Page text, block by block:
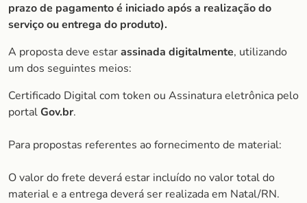
prazo de pagamento é iniciado após a realização do
serviço ou entrega do produto).
A proposta deve estarassinada digitalmente, utilizando
um dos seguintes meios:
Certificado Digital com token ou Assinatura eletrônica pelo
portalGov.br.
Para propostas referentes ao fornecimento de material:
O valor do frete deverá estar incluído no valor total do
material e a entrega deverá ser realizada em Natal/RN.